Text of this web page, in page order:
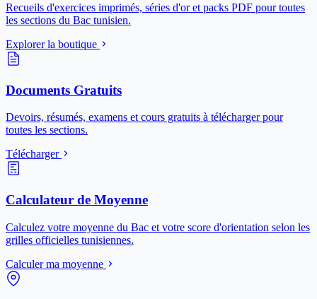
Recueils d'exercices imprimés, séries d'or et packs PDF pour toutes
les sections du Bac tunisien.
Explorer la boutique
Documents Gratuits
Devoirs, résumés, examens et cours gratuits à télécharger pour
toutes les sections.
Télécharger
Calculateur de Moyenne
Calculez votre moyenne du Bac et votre score d'orientation selon les
grilles officielles tunisiennes.
Calculer ma moyenne